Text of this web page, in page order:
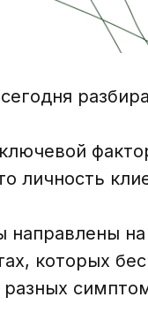
личность
которых